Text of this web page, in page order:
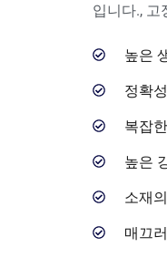
입니다., 고
높은
정확
복잡
높은
소재
매끄